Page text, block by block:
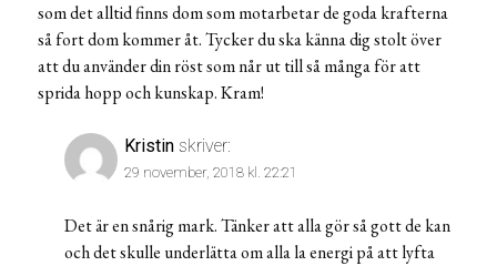
som det alltid finns dom som motarbetar de goda krafterna
så fort dom kommer åt. Tycker du ska känna dig stolt över
att du använder din röst som når ut till så många för att
sprida hopp och kunskap. Kram!
Kristin skriver:
29 november, 2018 kl. 22:21
Det är en snårig mark. Tänker att alla gör så gott de kan
och det skulle underlätta om alla la energi på att lyfta